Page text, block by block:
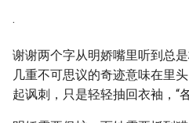
·
谢谢两个字从明娇嘴里听到总
几重不可思议的奇迹意味在里
起讽刺，只是轻轻抽回衣袖，“